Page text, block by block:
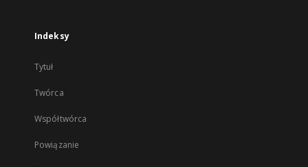
Indeksy
Tytuł
Twórca
Współtwórca
Powiązanie